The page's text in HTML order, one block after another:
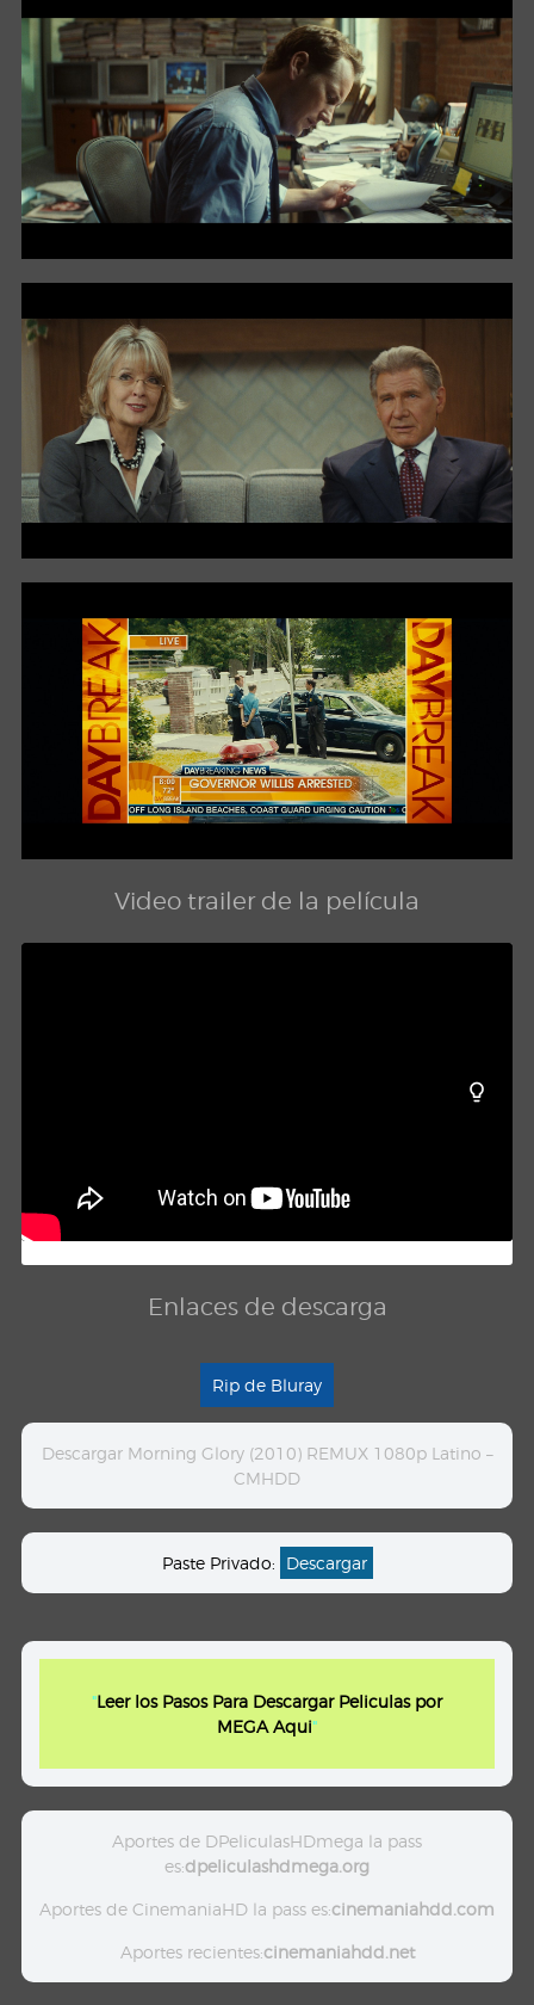
Video trailer de la película
Enlaces de descarga
Rip de Bluray
Descargar Morning Glory (2010) REMUX 1080p Latino –
CMHDD
Paste Privado: Descargar
"Leer los Pasos Para Descargar Peliculas por
MEGA Aqui"
Aportes de DPeliculasHDmega la pass
es:dpeliculashdmega.org
Aportes de CinemaniaHD la pass es:cinemaniahdd.com
Aportes recientes:cinemaniahdd.net